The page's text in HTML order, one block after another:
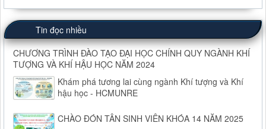
Tin đọc nhiều
CHƯƠNG TRÌNH ĐÀO TẠO ĐẠI HỌC CHÍNH QUY NGÀNH KHÍ
TƯỢNG VÀ KHÍ HẬU HỌC NĂM 2024
Khám phá tương lai cùng ngành Khí tượng và Khí
hậu học - HCMUNRE
CHÀO ĐÓN TÂN SINH VIÊN KHÓA 14 NĂM 2025